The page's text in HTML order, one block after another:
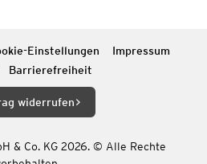
Einstellungen
Impressum
Barrierefreiheit
widerrufen
& Co. KG 2026. © Alle Rechte